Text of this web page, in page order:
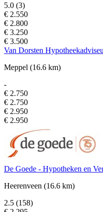
5.0 (3)
€ 2.550
€ 2.800
€ 3.250
€ 3.500
Van Dorsten
Meppel (16.6 km)
-
€ 2.750
€ 2.750
€ 2.950
€ 2.950
De Goede - Hypotheken en
Heerenveen (16.6 km)
2.5 (158)